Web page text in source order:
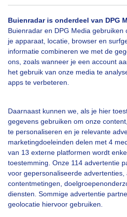
Buienradar is onderdeel van DPG
Buienradar en DPG Media
je apparaat, locatie, browser en
informatie combineren we met de
ons, zoals wanneer je een account
het gebruik van onze media te
apps te verbeteren.
Daarnaast kunnen we, als je hier
gegevens gebruiken om onze
te personaliseren en je relevante
marketingdoeleinden delen met 4
van 13 externe platformen wordt
toestemming. Onze 114 advertentie
voor gepersonaliseerde advertenties,
contentmetingen,
diensten. Sommige advertentie
geolocatie hiervoor gebruiken.
Bekijk slideshow
Over Buienradar
Bedrijfsgegevens